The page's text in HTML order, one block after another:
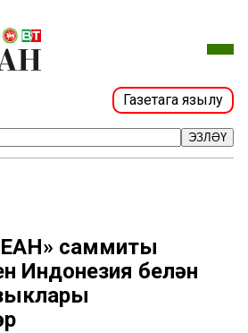
Газетага язылу
ЭЗЛӘҮ
саммиты
Индонезия белән